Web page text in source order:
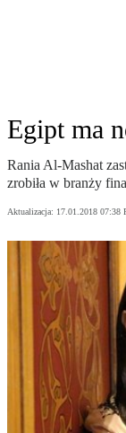
Egipt ma
Rania Al-Mashat
zrobiła w branży
Aktualizacja: 17.01.2018 07:38